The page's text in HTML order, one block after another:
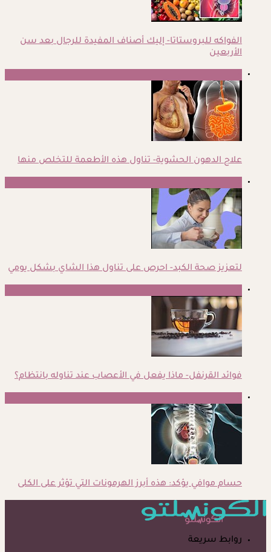
الفواكه للبروستاتا- إليك أصناف المفيدة للرجال بعد سن
الأربعين
علاج الدهون الحشوية- تناول هذه الأطعمة للتخلص منها
لتعزيز صحة الكبد- احرص على تناول هذا الشاي بشكل يومي
فوائد القرنفل- ماذا يفعل في الأعصاب عند تناوله بانتظام؟
حسام موافي يؤكد: هذه أبرز الهرمونات التي تؤثر على الكلى
روابط سريعة